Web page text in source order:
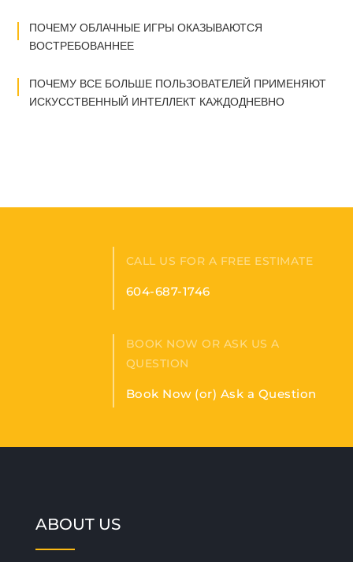
ПОЧЕМУ ОБЛАЧНЫЕ ИГРЫ ОКАЗЫВАЮТСЯ
ВОСТРЕБОВАННЕЕ
ПОЧЕМУ ВСЕ БОЛЬШЕ ПОЛЬЗОВАТЕЛЕЙ ПРИМЕНЯЮТ
ИСКУССТВЕННЫЙ ИНТЕЛЛЕКТ КАЖДОДНЕВНО
CALL US FOR A FREE ESTIMATE
604-687-1746
BOOK NOW OR ASK US A
QUESTION
Book Now (or) Ask a Question
ABOUT US